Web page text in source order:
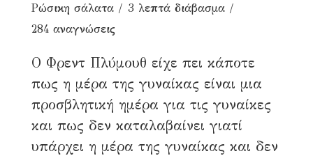
Ρώσικη σάλατα
3 λεπτά διάβασμα
284 αναγνώσεις
Ο Φρεντ Πλύμουθ είχε πει κάποτε
πως η μέρα της γυναίκας είναι μια
προσβλητική ημέρα για τις γυναίκες
και πως δεν καταλαβαίνει γιατί
υπάρχει η μέρα της γυναίκας και δεν